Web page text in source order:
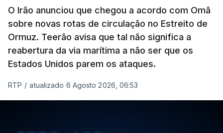
O Irão anunciou que chegou a acordo com Omã
sobre novas rotas de circulação no Estreito de
Ormuz. Teerão avisa que tal não significa a
reabertura da via marítima a não ser que os
Estados Unidos parem os ataques.
RTP / atualizado 6 Agosto 2026, 06:53